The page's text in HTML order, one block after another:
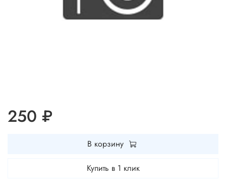
250 ₽
В корзину
Купить в 1 клик